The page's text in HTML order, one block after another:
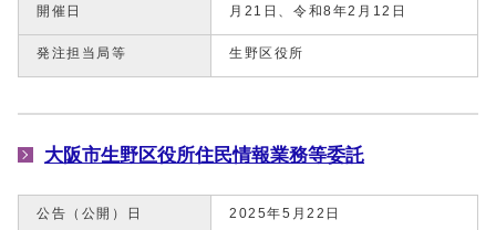
開催日
月21日、令和8年2月12日
発注担当局等 生野区役所
大阪市生野区役所住民情報業務等委託
公告（公開）日 2025年5月22日